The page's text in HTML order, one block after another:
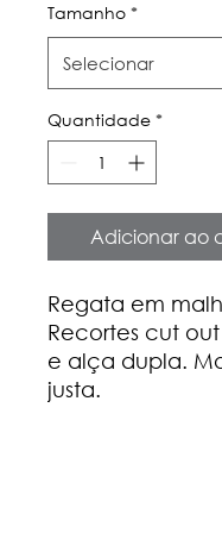
Tamanho *
Quantidade *
Adicionar ao
Regata em
Recortes cut
e alça dupla.
justa.